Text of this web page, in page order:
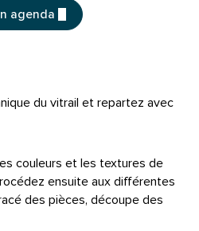
agenda
du vitrail et repartez avec
couleurs et les textures de
ensuite aux différentes
des pièces, découpe des